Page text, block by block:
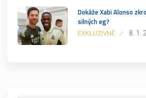
Dokáže Xabi Alonso
silných eg?
EXKLUZIVNĚ 8. 1.